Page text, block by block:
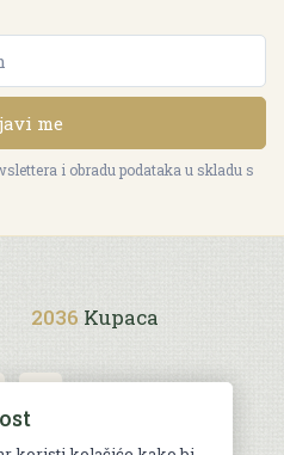
me
i obradu podataka u skladu s
2036 Kupaca